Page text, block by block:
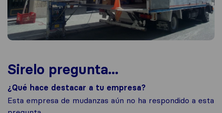
Sirelo pregunta...
¿Qué hace destacar a tu empresa?
Esta empresa de mudanzas aún no ha respondido a esta